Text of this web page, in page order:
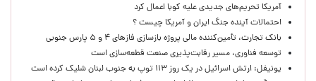
آمریکا تحریم‌های جدیدی علیه کوبا اعمال کرد
احتمالات آینده جنگ ایران و آمریکا چیست ؟
بانک تجارت، تأمین‌کننده مالی پروژه بازسازی فازهای ۴ و ۵ پارس جنوبی
توسعه فناوری، مسیر رقابت‌پذیری صنعت قطعه‌سازی است
یونیفل: ارتش اسرائیل در یک روز ۱۱۳ توپ به جنوب لبنان شلیک کرده است